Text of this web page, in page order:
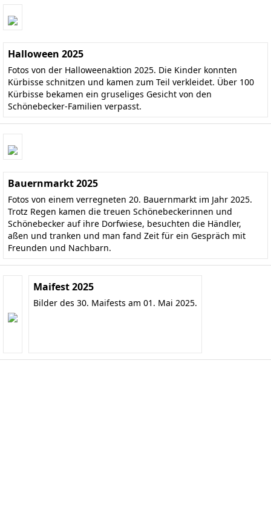
Halloween 2025
Fotos von der Halloweenaktion 2025. Die Kinder konnten
Kürbisse schnitzen und kamen zum Teil verkleidet. Über 100
Kürbisse bekamen ein gruseliges Gesicht von den
Schönebecker-Familien verpasst.
Bauernmarkt 2025
Fotos von einem verregneten 20. Bauernmarkt im Jahr 2025.
Trotz Regen kamen die treuen Schönebeckerinnen und
Schönebecker auf ihre Dorfwiese, besuchten die Händler,
aßen und tranken und man fand Zeit für ein Gespräch mit
Freunden und Nachbarn.
Maifest 2025
Bilder des 30. Maifests am 01. Mai 2025.